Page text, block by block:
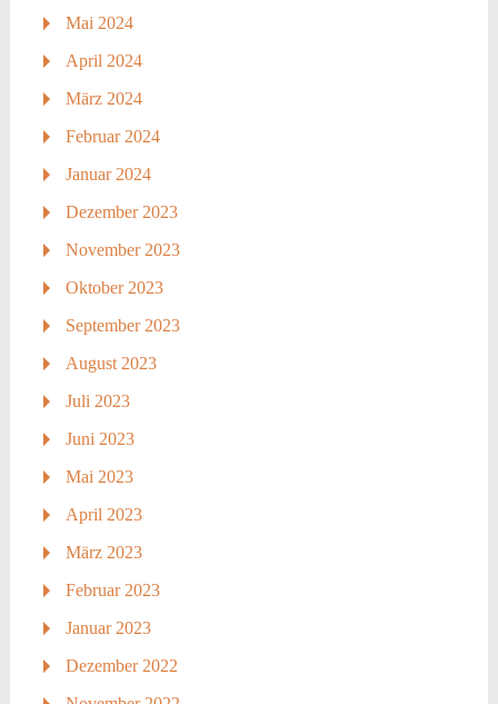
Mai 2024
April 2024
März 2024
Februar 2024
Januar 2024
Dezember 2023
November 2023
Oktober 2023
September 2023
August 2023
Juli 2023
Juni 2023
Mai 2023
April 2023
März 2023
Februar 2023
Januar 2023
Dezember 2022